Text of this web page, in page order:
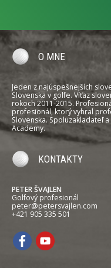
O MNE
Jeden z najúspešnejších
Slovenska v golfe. Víťaz
rokoch 2011-2015.
profesionál, ktorý vyhral
Slovenska. Spoluzakladateľ
Academy.
KONTAKTY
PETER ŠVAJLEN
Golfový profesionál
peter@petersvajlen.com
+421 905 335 501